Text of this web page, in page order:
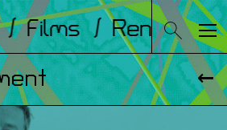
/ Films / Rencontres